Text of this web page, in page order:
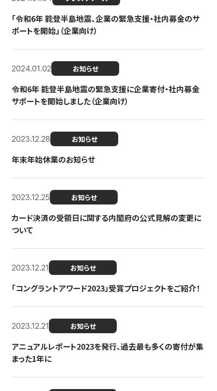
「令和6年 能登半島地震、企業の緊急支援・社内募金のサ
ポートを開始」（企業向け）
2024.01.02 お知らせ
令和6年 能登半島地震の緊急支援に企業寄付・社内募金
サポートを開始しました（企業向け）
2023.12.28 お知らせ
年末年始休業のお知らせ
2023.12.25 お知らせ
カード決済の受領日に関する内閣府の公式見解の変更に
ついて
2023.12.21 お知らせ
「コングラントアワード2023」受賞プロジェクトをご紹介！
2023.12.21 お知らせ
アニュアルレポート2023を発行、過去最も多くの寄付が集
まった1年に